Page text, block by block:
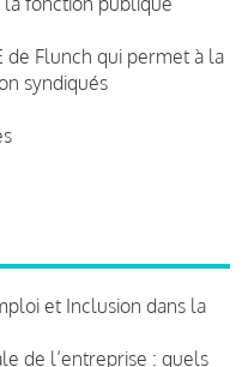
de Flunch qui permet à la
syndiqués
et Inclusion dans la
de l’entreprise : quels